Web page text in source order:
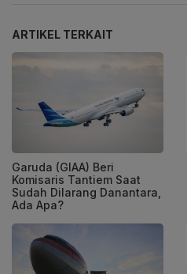
ARTIKEL TERKAIT
Garuda (GIAA) Beri
Komisaris Tantiem Saat
Sudah Dilarang Danantara,
Ada Apa?